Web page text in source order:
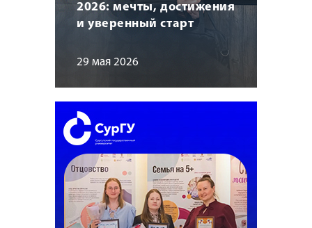
2026: мечты, достижения
и уверенный старт
29 мая 2026